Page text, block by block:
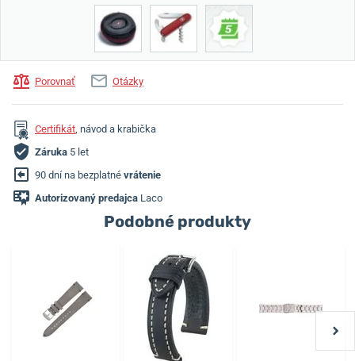
Porovnať Otázky
Certifikát, návod a krabička
Záruka 5 let
90 dní na bezplatné vrátenie
Autorizovaný predajca Laco
Podobné produkty